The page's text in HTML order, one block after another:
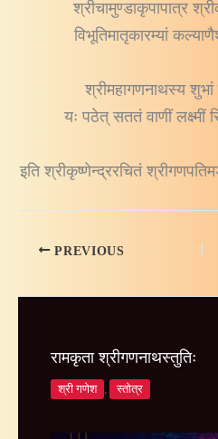
श्रीचामुण्डाकृपापात्र
विभूतिमातृकारम्यां
श्रीमहागणनाथस्य
यः पठेत् सततं वाणीं लक्ष्मीं
इति श्रीकृष्णेन्द्ररचितं
PREVIOUS
रामकृता श्रीगणनाथस्तुतिः
श्री गणेश , स्तोत्र